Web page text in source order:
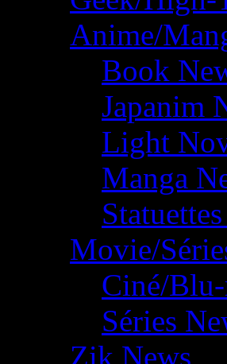
Anime/
Book
Japanim
Light
Manga
Movie/
Ciné/
Séries
Zik News